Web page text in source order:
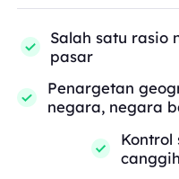
Salah satu
pasar
Penargetan
negara, negara
Kontrol
canggih